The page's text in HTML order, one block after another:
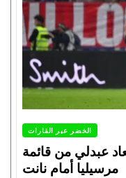
الخضر عبر القارات
عبدلي من قائمة
مرسيليا أمام نانت